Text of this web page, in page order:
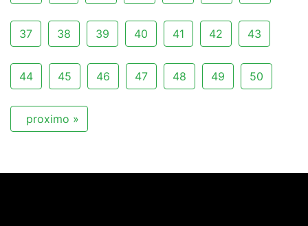
37 38 39 40 41 42 43
44 45 46 47 48 49 50
proximo »